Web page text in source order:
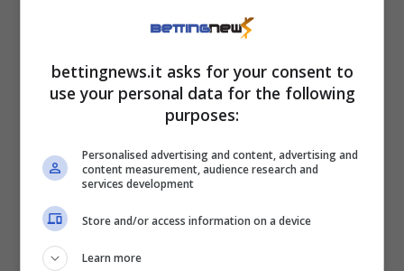
Yastremska firma il
La Yastremska non è nuova a contenuti che
sua bellezza: in passato aveva già catturato
l’attenzione dei social con
questo album ha un potere visivo che fatica a
passare inosservato. L’atmosfera tropicale e
bettingnews.it asks for your consent to
use your personal data for the following
purposes:
Personalised advertising and content, advertising and
content measurement, audience research and
services development
Store and/or access information on a device
Learn more